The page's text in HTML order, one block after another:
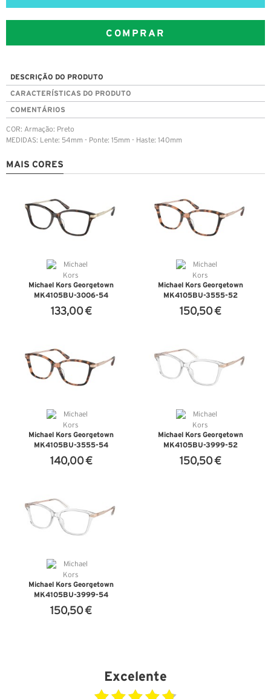
COMPRAR
DESCRIÇÃO DO PRODUTO
CARACTERÍSTICAS DO PRODUTO
COMENTÁRIOS
COR: Armação: Preto
MEDIDAS: Lente: 54mm - Ponte: 15mm - Haste: 140mm
MAIS CORES
Michael Kors Georgetown
MK4105BU-3006-54
133,00 €
Michael Kors Georgetown
MK4105BU-3555-52
150,50 €
Michael Kors Georgetown
MK4105BU-3555-54
140,00 €
Michael Kors Georgetown
MK4105BU-3999-52
150,50 €
Michael Kors Georgetown
MK4105BU-3999-54
150,50 €
Excelente